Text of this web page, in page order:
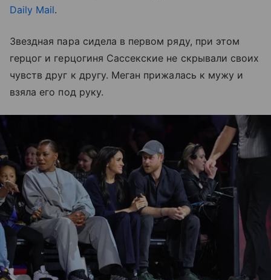
Daily Mail.
Звездная пара сидела в первом ряду, при этом
герцог и герцогиня Сассекские не скрывали своих
чувств друг к другу. Меган прижалась к мужу и
взяла его под руку.